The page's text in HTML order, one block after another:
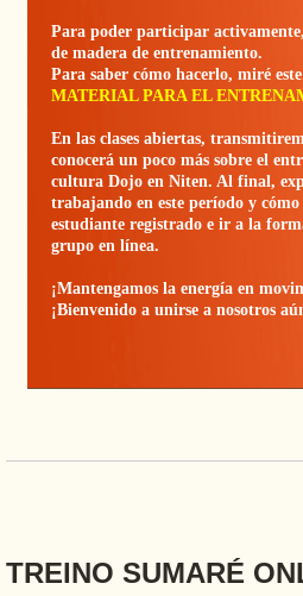
Para poder participar
de madera de entrenamiento.
Para saber cómo hacerlo, miré
MATERIAL PARA EL
En las clases abiertas,
conocerá un poco más sobre el
cultura Dojo en Niten. Al final,
trabajando en este período y
estudiante registrado e ir a la
grupo en línea.
¡Mantengamos la energía en
¡Bienvenido a unirse a nosotros
TREINO SUMARÉ